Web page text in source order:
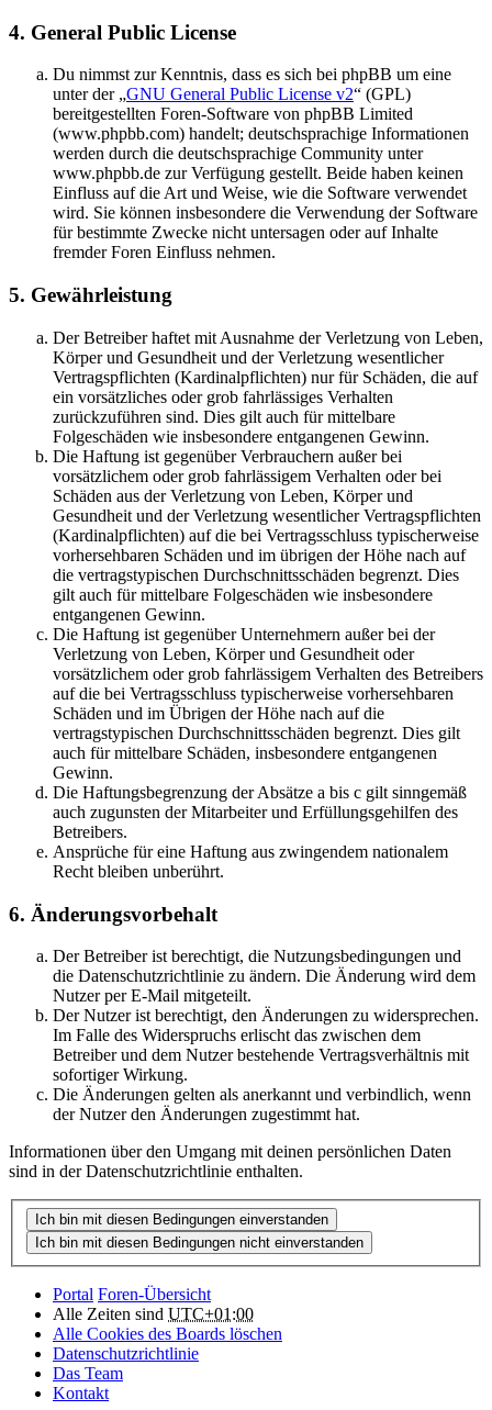
4. General Public License
Du nimmst zur Kenntnis, dass es sich bei phpBB um eine
unter der „GNU General Public License v2“ (GPL)
bereitgestellten Foren-Software von phpBB Limited
(www.phpbb.com) handelt; deutschsprachige Informationen
werden durch die deutschsprachige Community unter
www.phpbb.de zur Verfügung gestellt. Beide haben keinen
Einfluss auf die Art und Weise, wie die Software verwendet
wird. Sie können insbesondere die Verwendung der Software
für bestimmte Zwecke nicht untersagen oder auf Inhalte
fremder Foren Einfluss nehmen.
5. Gewährleistung
Der Betreiber haftet mit Ausnahme der Verletzung von Leben,
Körper und Gesundheit und der Verletzung wesentlicher
Vertragspflichten (Kardinalpflichten) nur für Schäden, die auf
ein vorsätzliches oder grob fahrlässiges Verhalten
zurückzuführen sind. Dies gilt auch für mittelbare
Folgeschäden wie insbesondere entgangenen Gewinn.
Die Haftung ist gegenüber Verbrauchern außer bei
vorsätzlichem oder grob fahrlässigem Verhalten oder bei
Schäden aus der Verletzung von Leben, Körper und
Gesundheit und der Verletzung wesentlicher Vertragspflichten
(Kardinalpflichten) auf die bei Vertragsschluss typischerweise
vorhersehbaren Schäden und im übrigen der Höhe nach auf
die vertragstypischen Durchschnittsschäden begrenzt. Dies
gilt auch für mittelbare Folgeschäden wie insbesondere
entgangenen Gewinn.
Die Haftung ist gegenüber Unternehmern außer bei der
Verletzung von Leben, Körper und Gesundheit oder
vorsätzlichem oder grob fahrlässigem Verhalten des Betreibers
auf die bei Vertragsschluss typischerweise vorhersehbaren
Schäden und im Übrigen der Höhe nach auf die
vertragstypischen Durchschnittsschäden begrenzt. Dies gilt
auch für mittelbare Schäden, insbesondere entgangenen
Gewinn.
Die Haftungsbegrenzung der Absätze a bis c gilt sinngemäß
auch zugunsten der Mitarbeiter und Erfüllungsgehilfen des
Betreibers.
Ansprüche für eine Haftung aus zwingendem nationalem
Recht bleiben unberührt.
6. Änderungsvorbehalt
Der Betreiber ist berechtigt, die Nutzungsbedingungen und
die Datenschutzrichtlinie zu ändern. Die Änderung wird dem
Nutzer per E-Mail mitgeteilt.
Der Nutzer ist berechtigt, den Änderungen zu widersprechen.
Im Falle des Widerspruchs erlischt das zwischen dem
Betreiber und dem Nutzer bestehende Vertragsverhältnis mit
sofortiger Wirkung.
Die Änderungen gelten als anerkannt und verbindlich, wenn
der Nutzer den Änderungen zugestimmt hat.
Informationen über den Umgang mit deinen persönlichen Daten
sind in der Datenschutzrichtlinie enthalten.
Portal Foren-Übersicht
Alle Zeiten sind UTC+01:00
Alle Cookies des Boards löschen
Datenschutzrichtlinie
Das Team
Kontakt